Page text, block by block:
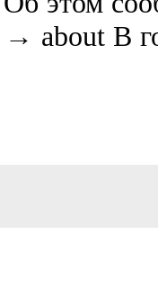
→ about В